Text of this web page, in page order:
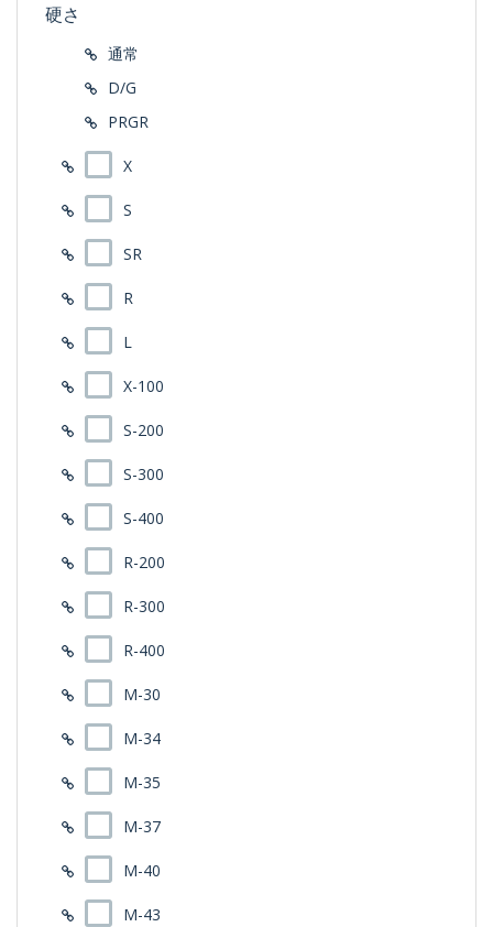
硬さ
通常
D/G
PRGR
X
S
SR
R
L
X-100
S-200
S-300
S-400
R-200
R-300
R-400
M-30
M-34
M-35
M-37
M-40
M-43